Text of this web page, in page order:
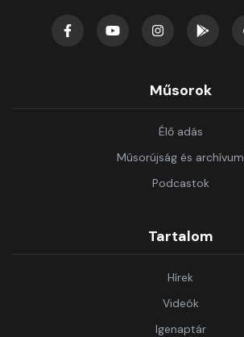
Műsorok
Élő adás
Műsorújság és archívum
Podcastok
Tartalom
Hírek
Videók
Igenaptár